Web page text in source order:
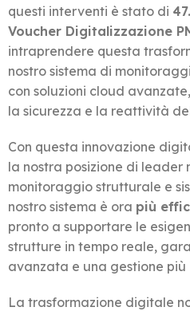
questi interventi è stato di
Voucher Digitalizzazione
intraprendere questa
nostro sistema di
con soluzioni cloud
la sicurezza e la reattività
Con questa innovazione
la nostra posizione di leader
monitoraggio strutturale e
nostro sistema è ora più
pronto a supportare le
strutture in tempo reale,
avanzata e una gestione
La trasformazione digitale